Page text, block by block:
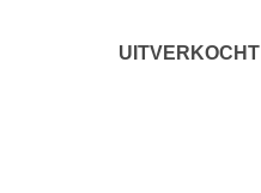
UITVERKOCHT